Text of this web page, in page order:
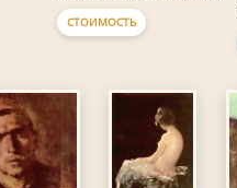
СТОИМОСТЬ